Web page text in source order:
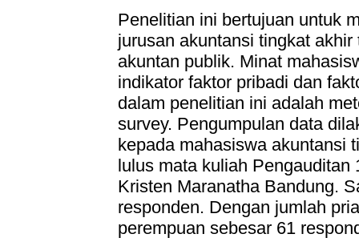
Penelitian ini bertujuan untuk
jurusan akuntansi tingkat
akuntan publik. Minat
indikator faktor pribadi dan
dalam penelitian ini adalah
survey. Pengumpulan data
kepada mahasiswa akuntansi
lulus mata kuliah
Kristen Maranatha Bandung.
responden. Dengan jumlah
perempuan sebesar 61